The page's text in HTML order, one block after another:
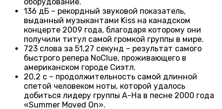
136 дБ – рекордный звуковой показатель,
выданный музыкантами Kiss на канадском
концерте 2009 года, благодаря которому они
получили титул самой громкой группы в мире.
723 слова за 51,27 секунд – результат самого
быстрого репера NoClue, проживающего в
американском городе Сиэтл.
20,2 с – продолжительность самой длинной
спетой человеком ноты, которой удалось
добиться лидеру группы A-Ha в песне 2000 года
«Summer Moved On».